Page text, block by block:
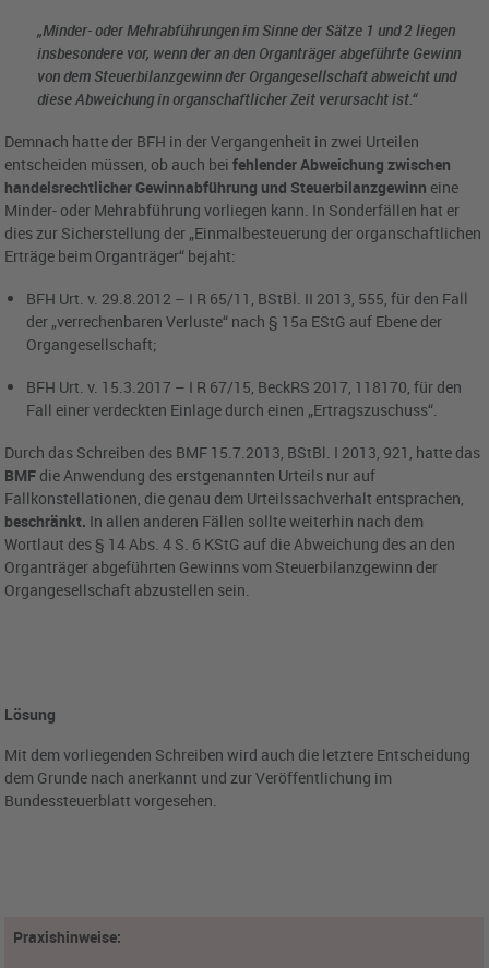
„Minder- oder Mehrabführungen im Sinne der Sätze 1 und 2 liegen
insbesondere vor, wenn der an den Organträger abgeführte Gewinn
von dem Steuerbilanzgewinn der Organgesellschaft abweicht und
diese Abweichung in organschaftlicher Zeit verursacht ist.“
Demnach hatte der BFH in der Vergangenheit in zwei Urteilen
entscheiden müssen, ob auch beifehlender Abweichung zwischen
handelsrechtlicher Gewinnabführung und Steuerbilanzgewinn eine
Minder- oder Mehrabführung vorliegen kann. In Sonderfällen hat er
dies zur Sicherstellung der „Einmalbesteuerung der organschaftlichen
Erträge beim Organträger“ bejaht:
BFH Urt. v. 29.8.2012 – I R 65/11, BStBl. II 2013, 555, für den Fall
der „verrechenbaren Verluste“ nach § 15a EStG auf Ebene der
Organgesellschaft;
BFH Urt. v. 15.3.2017 – I R 67/15, BeckRS 2017, 118170, für den
Fall einer verdeckten Einlage durch einen „Ertragszuschuss“.
Durch das Schreiben des BMF 15.7.2013, BStBl. I 2013, 921, hatte das
BMF die Anwendung des erstgenannten Urteils nur auf
Fallkonstellationen, die genau dem Urteilssachverhalt entsprachen,
beschränkt. In allen anderen Fällen sollte weiterhin nach dem
Wortlaut des § 14 Abs. 4 S. 6 KStG auf die Abweichung des an den
Organträger abgeführten Gewinns vom Steuerbilanzgewinn der
Organgesellschaft abzustellen sein.
Lösung
Mit dem vorliegenden Schreiben wird auch die letztere Entscheidung
dem Grunde nach anerkannt und zur Veröffentlichung im
Bundessteuerblatt vorgesehen.
Praxishinweise: